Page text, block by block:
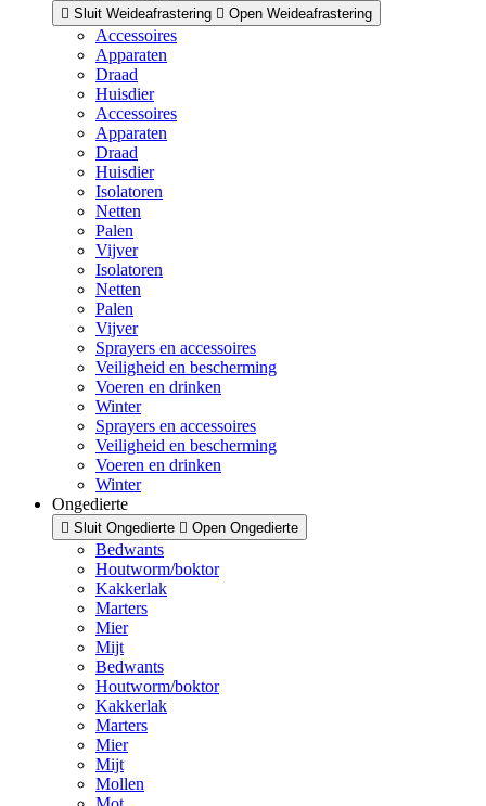
Sluit Weideafrastering Open Weideafrastering
Accessoires
Apparaten
Draad
Huisdier
Accessoires
Apparaten
Draad
Huisdier
Isolatoren
Netten
Palen
Vijver
Isolatoren
Netten
Palen
Vijver
Sprayers en accessoires
Veiligheid en bescherming
Voeren en drinken
Winter
Sprayers en accessoires
Veiligheid en bescherming
Voeren en drinken
Winter
Ongedierte
Sluit Ongedierte Open Ongedierte
Bedwants
Houtworm/boktor
Kakkerlak
Marters
Mier
Mijt
Bedwants
Houtworm/boktor
Kakkerlak
Marters
Mier
Mijt
Mollen